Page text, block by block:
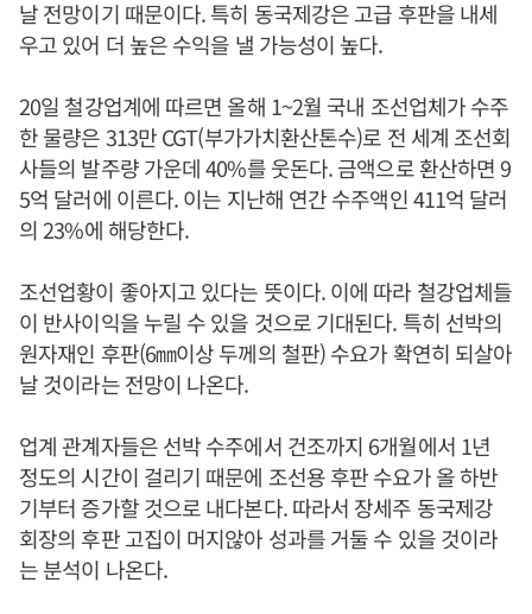
날 전망이기 때문이다. 특히 동국제강은 고급 후판을 내세
우고 있어 더 높은 수익을 낼 가능성이 높다.
20일 철강업계에 따르면 올해 1~2월 국내 조선업체가 수주
한 물량은 313만 CGT(부가가치환산톤수)로 전 세계 조선회
사들의 발주량 가운데 40%를 웃돈다. 금액으로 환산하면 9
5억 달러에 이른다. 이는 지난해 연간 수주액인 411억 달러
의 23%에 해당한다.
조선업황이 좋아지고 있다는 뜻이다. 이에 따라 철강업체들
이 반사이익을 누릴 수 있을 것으로 기대된다. 특히 선박의
원자재인 후판(6㎜이상 두께의 철판) 수요가 확연히 되살아
날 것이라는 전망이 나온다.
업계 관계자들은 선박 수주에서 건조까지 6개월에서 1년
정도의 시간이 걸리기 때문에 조선용 후판 수요가 올 하반
기부터 증가할 것으로 내다본다. 따라서 장세주 동국제강
회장의 후판 고집이 머지않아 성과를 거둘 수 있을 것이라
는 분석이 나온다.